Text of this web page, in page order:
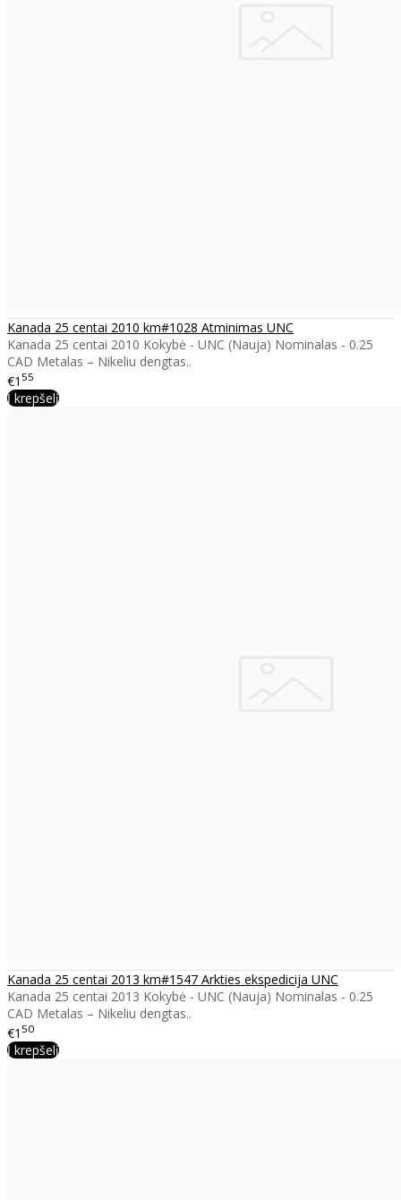
Kanada 25 centai 2010 km#1028 Atminimas UNC
Kanada 25 centai 2010 Kokybė - UNC (Nauja) Nominalas - 0.25
CAD Metalas – Nikeliu dengtas..
€1 55
Į krepšelį
Kanada 25 centai 2013 km#1547 Arkties ekspedicija UNC
Kanada 25 centai 2013 Kokybė - UNC (Nauja) Nominalas - 0.25
CAD Metalas – Nikeliu dengtas..
€1 50
Į krepšelį